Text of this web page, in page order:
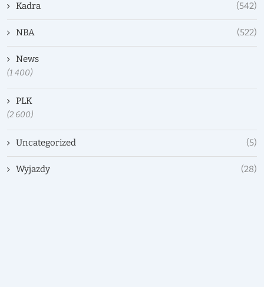
Kadra (542)
NBA (522)
News
(1 400)
PLK
(2 600)
Uncategorized (5)
Wyjazdy (28)